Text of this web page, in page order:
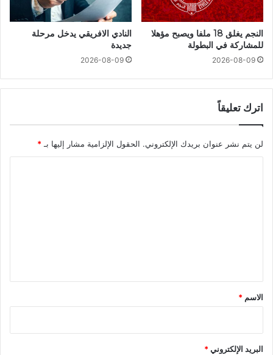
النجم يغلق 18 ملفا ويصبح مؤهلا
للمشاركة في البطولة
2026-08-09
النادي الافريقي يدخل مرحلة
جديدة
2026-08-09
اترك تعليقاً
لن يتم نشر عنوان بريدك الإلكتروني. الحقول الإلزامية مشار إليها بـ*
*
الاسم *
البريد الإلكتروني*